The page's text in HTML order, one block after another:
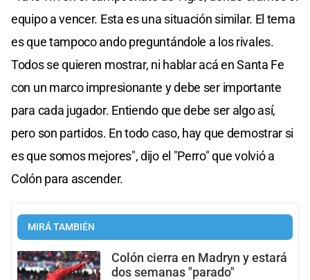
equipo a vencer. Esta es una situación similar. El tema
es que tampoco ando preguntándole a los rivales.
Todos se quieren mostrar, ni hablar acá en Santa Fe
con un marco impresionante y debe ser importante
para cada jugador. Entiendo que debe ser algo así,
pero son partidos. En todo caso, hay que demostrar si
es que somos mejores", dijo el "Perro" que volvió a
Colón para ascender.
MIRÁ TAMBIÉN
Colón cierra en Madryn y estará
dos semanas "parado"